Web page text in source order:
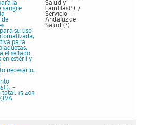
la
sangre
de
su uso
para
el sellado
en estéril y
necesario,
—
total: 15 408
Salud y
Familias(*) /
Servicio
Andaluz de
Salud (*)